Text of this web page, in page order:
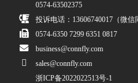
0574-63502375
投诉电话：13606740017（微信
0574-6350 7299 6351 0817
business@connfly.com
sales@connfly.com
浙ICP备2022022513号-1